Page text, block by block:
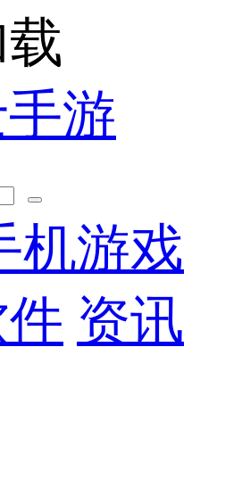
机游戏
资讯